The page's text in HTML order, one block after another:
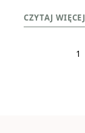
CZYTAJ WIĘCEJ
1